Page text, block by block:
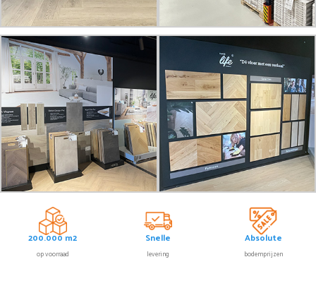
200.000 m2
op voorraad
Snelle
levering
Absolute
bodemprijzen